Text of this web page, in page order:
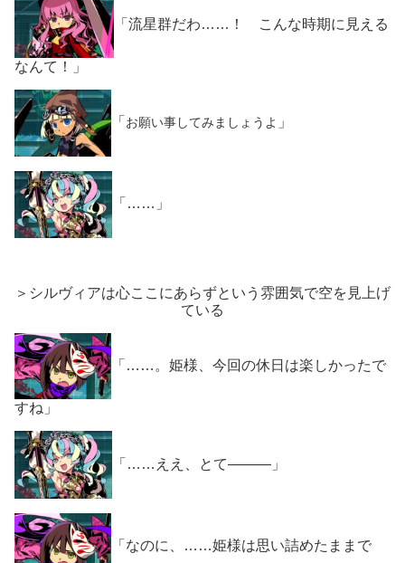
「流星群だわ……！ こんな時期に見える
なんて！」
「 お願い事してみましょうよ 」
「……」
＞シルヴィアは心ここにあらずという雰囲気で空を見上げ
ている
「……。姫様、今回の休日は楽しかったで
すね」
「……ええ、とて―――」
「なのに、……姫様は思い詰めたままで